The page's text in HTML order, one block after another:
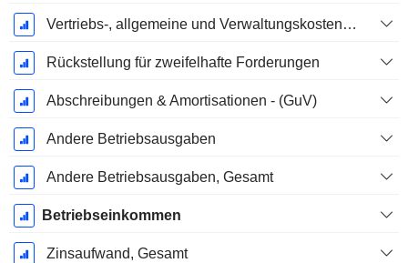
Vertriebs-, allgemeine und Verwaltungskosten, Gesamt
Rückstellung für zweifelhafte Forderungen
Abschreibungen & Amortisationen - (GuV)
Andere Betriebsausgaben
Andere Betriebsausgaben, Gesamt
Betriebseinkommen
Zinsaufwand, Gesamt